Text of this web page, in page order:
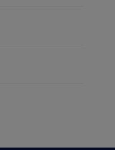
Breedte afzuigkap
voor Geurfilter met